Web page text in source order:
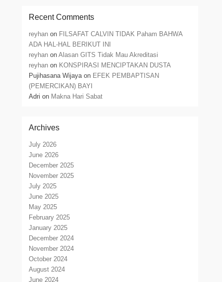
Recent Comments
reyhan on FILSAFAT CALVIN TIDAK Paham BAHWA
ADA HAL-HAL BERIKUT INI
reyhan onAlasan GITS Tidak Mau Akreditasi
reyhan on KONSPIRASI MENCIPTAKAN DUSTA
Pujihasana Wijayaon EFEK PEMBAPTISAN
(PEMERCIKAN) BAYI
Adri on Makna Hari Sabat
Archives
July 2026
June 2026
December 2025
November 2025
July 2025
June 2025
May 2025
February 2025
January 2025
December 2024
November 2024
October 2024
August 2024
June 2024